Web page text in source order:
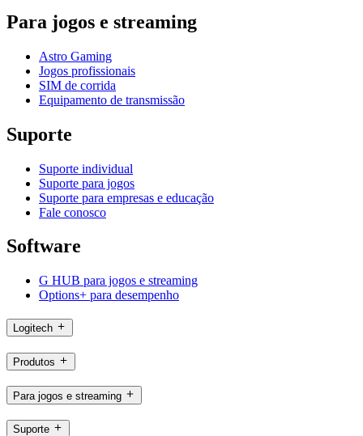
Para jogos e streaming
Astro Gaming
Jogos profissionais
SIM de corrida
Equipamento de transmissão
Suporte
Suporte individual
Suporte para jogos
Suporte para empresas e educação
Fale conosco
Software
G HUB para jogos e streaming
Options+ para desempenho
Logitech
Produtos
Para jogos e streaming
Suporte